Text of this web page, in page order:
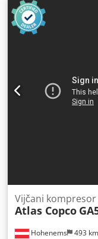
Hohenems 493 km
Vijčani kompresor
Atlas Copco